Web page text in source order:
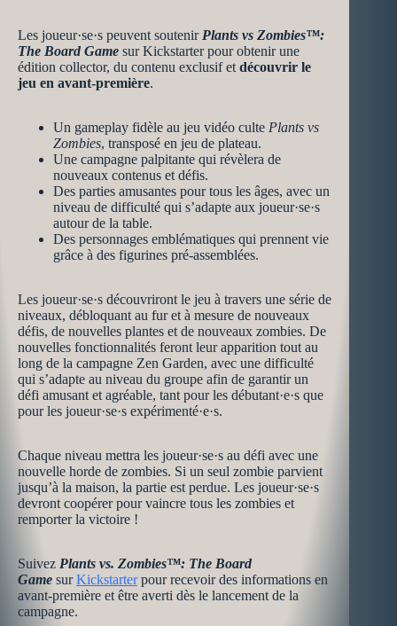
Les joueur·se·s peuvent soutenir Plants vs Zombies™:
The Board Game sur Kickstarter pour obtenir une
édition collector, du contenu exclusif et découvrir le
jeu en avant-première.
Un gameplay fidèle au jeu vidéo culte Plants vs
Zombies, transposé en jeu de plateau.
Une campagne palpitante qui révèlera de
nouveaux contenus et défis.
Des parties amusantes pour tous les âges, avec un
niveau de difficulté qui s’adapte aux joueur·se·s
autour de la table.
Des personnages emblématiques qui prennent vie
grâce à des figurines pré-assemblées.
Les joueur·se·s découvriront le jeu à travers une série de
niveaux, débloquant au fur et à mesure de nouveaux
défis, de nouvelles plantes et de nouveaux zombies. De
nouvelles fonctionnalités feront leur apparition tout au
long de la campagne Zen Garden, avec une difficulté
qui s’adapte au niveau du groupe afin de garantir un
défi amusant et agréable, tant pour les débutant·e·s que
pour les joueur·se·s expérimenté·e·s.
Chaque niveau mettra les joueur·se·s au défi avec une
nouvelle horde de zombies. Si un seul zombie parvient
jusqu’à la maison, la partie est perdue. Les joueur·se·s
devront coopérer pour vaincre tous les zombies et
remporter la victoire !
Suivez Plants vs. Zombies™: The Board
Game surKickstarterpour recevoir des informations en
avant-première et être averti dès le lancement de la
campagne.